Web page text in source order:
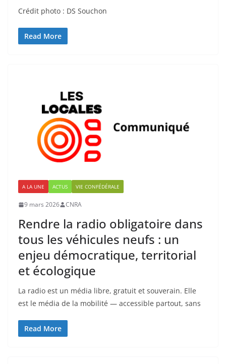
Crédit photo : DS Souchon
Read More
A LA UNE ACTUS VIE CONFÉDÉRALE
9 mars 2026 CNRA
Rendre la radio obligatoire dans
tous les véhicules neufs : un
enjeu démocratique, territorial
et écologique
La radio est un média libre, gratuit et souverain. Elle
est le média de la mobilité — accessible partout, sans
Read More